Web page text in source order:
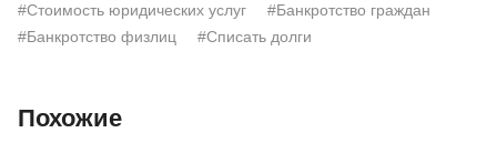
#Стоимость юридических услуг
#Банкротство граждан
#Банкротство физлиц
#Списать долги
Похожие